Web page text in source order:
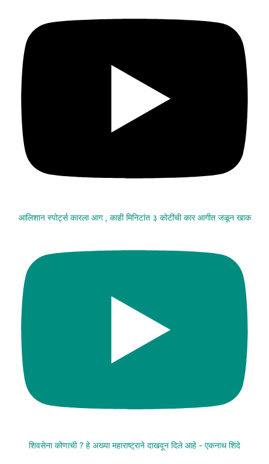
आलिशान स्पोर्ट्स कारला आग , काही मिनिटांत ३ कोटींची कार आगीत जळून खाक
शिवसेना कोणाची ? हे अख्या महाराष्ट्राने दाखवून दिले आहे - एकनाथ शिंदे